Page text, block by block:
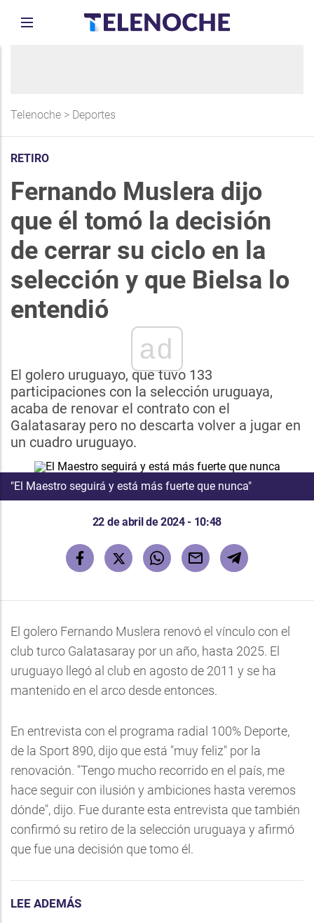
Telenoche > Deportes
RETIRO
Fernando Muslera dijo
que él tomó la decisión
de cerrar su ciclo en la
selección y que Bielsa lo
entendió
ad
El golero uruguayo, que tuvo 133
participaciones con la selección uruguaya,
acaba de renovar el contrato con el
Galatasaray pero no descarta volver a jugar en
un cuadro uruguayo.
"El Maestro seguirá y está más fuerte que nunca"
22 de abril de 2024 - 10:48
El golero Fernando Muslera renovó el vínculo con el
club turco Galatasaray por un año, hasta 2025. El
uruguayo llegó al club en agosto de 2011 y se ha
mantenido en el arco desde entonces.
En entrevista con el programa radial 100% Deporte,
de la Sport 890, dijo que está "muy feliz" por la
renovación. "Tengo mucho recorrido en el país, me
hace seguir con ilusión y ambiciones hasta veremos
dónde", dijo. Fue durante esta entrevista que también
confirmó su retiro de la selección uruguaya y afirmó
que fue una decisión que tomo él.
LEE ADEMÁS